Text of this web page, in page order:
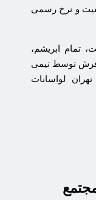
و نرخ رسمی
تمام ابریشم،
فرش توسط تیمی
لواسانات